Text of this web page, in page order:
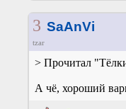
3 SaAnVi
tzar
> Прочитал
А чё, хороший